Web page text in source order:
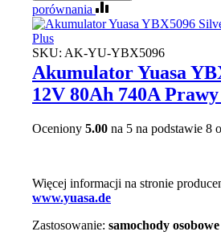
porównania
SKU: AK-YU-YBX5096
Akumulator Yuasa
12V 80Ah 740A
Oceniony 5.00 na 5 na podstawie 8
Więcej informacji na stronie
www.yuasa.de
Zastosowanie: samochody osobowe